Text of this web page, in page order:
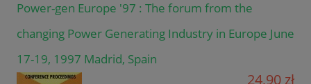
Power-gen Europe '97 : The forum from the
changing Power Generating Industry in Europe June
17-19, 1997 Madrid, Spain
24,90 zł